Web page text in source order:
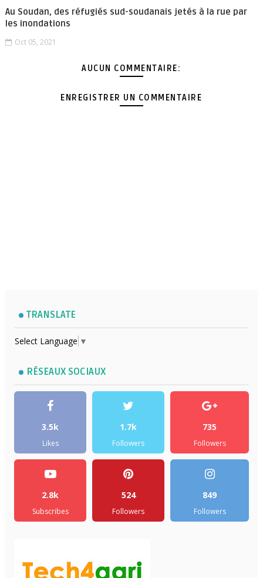
Au Soudan, des réfugiés sud-soudanais jetés à la rue par
les inondations
Oct 05, 2021
AUCUN COMMENTAIRE:
ENREGISTRER UN COMMENTAIRE
TRANSLATE
Select Language ▼
RÉSEAUX SOCIAUX
3.5k
Likes
1.7k
Followers
735
Followers
2.8k
Subscribes
524
Followers
849
Followers